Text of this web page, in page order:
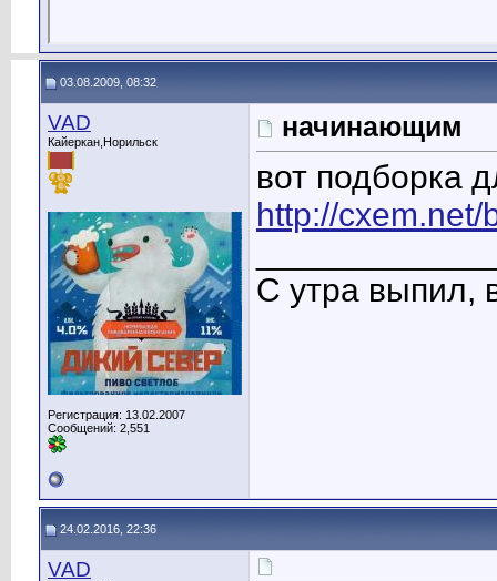
03.08.2009, 08:32
VAD
Кайеркан,Норильск
Регистрация: 13.02.2007
Сообщений: 2,551
начинающим
вот подборка
http://
С утра выпил,
24.02.2016, 22:36
VAD